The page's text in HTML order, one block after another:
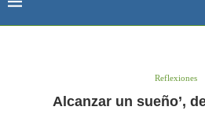
Reflexiones
Alcanzar un sueño’,